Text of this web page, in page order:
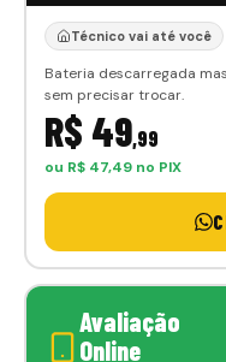
Técnico vai até você
Bateria descarregada
sem precisar trocar.
R$ 49,99
ou R$ 47,49 no PIX
Avaliação
Online